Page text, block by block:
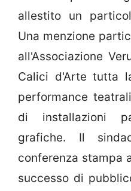
allestito un
Una menzione
all'Associazione
Calici d'Arte tutta
performance
di installazioni
grafiche. Il
conferenza stampa
successo di